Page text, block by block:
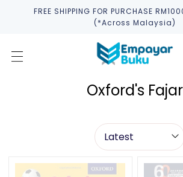
FREE SHIPPING FOR PURCHASE
(*across Malaysia)
Oxford's Fajar